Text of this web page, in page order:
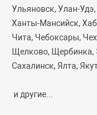
Ульяновск, Улан-
Ханты-Мансийск,
Чита, Чебоксары,
Щелково, Щербинка,
Сахалинск, Ялта,
и другие...